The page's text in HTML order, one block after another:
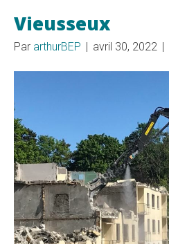
Vieusseux
Par arthurBEP | avril 30, 2022 |